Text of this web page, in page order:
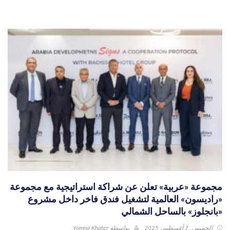
مجموعة «عربية» تعلن عن شراكة استراتيجية مع مجموعة
«راديسون» العالمية لتشغيل فندق فاخر داخل مشروع
«بانجلوز» بالساحل الشمالي
الخميس, 7 أغسطس 2025 بواسطة Yomna Khater